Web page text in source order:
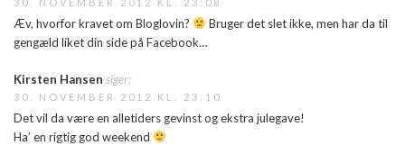
Æv, hvorfor kravet om Bloglovin?
Bruger det slet ikke, men har da til
gengæld liket din side på Facebook…
Kirsten Hansen siger:
30. NOVEMBER 2012 KL. 23:10
Det vil da være en alletiders gevinst og ekstra julegave!
Ha’ en rigtig god weekend